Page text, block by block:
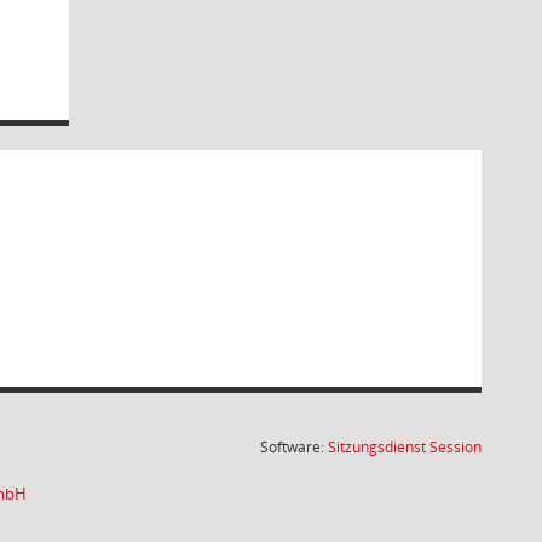
Software:SitzungsdienstSession(Wird in